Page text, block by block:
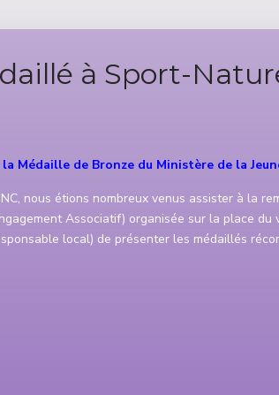
à Sport-
la Médaille de Bronze du Ministère de la
nous étions nombreux venus assister à la
Associatif) organisée sur la place
local) de présenter les médaillés